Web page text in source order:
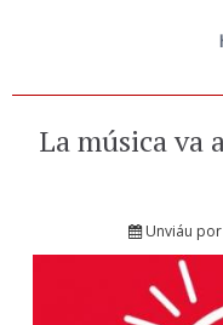
La música va
Unviáu por